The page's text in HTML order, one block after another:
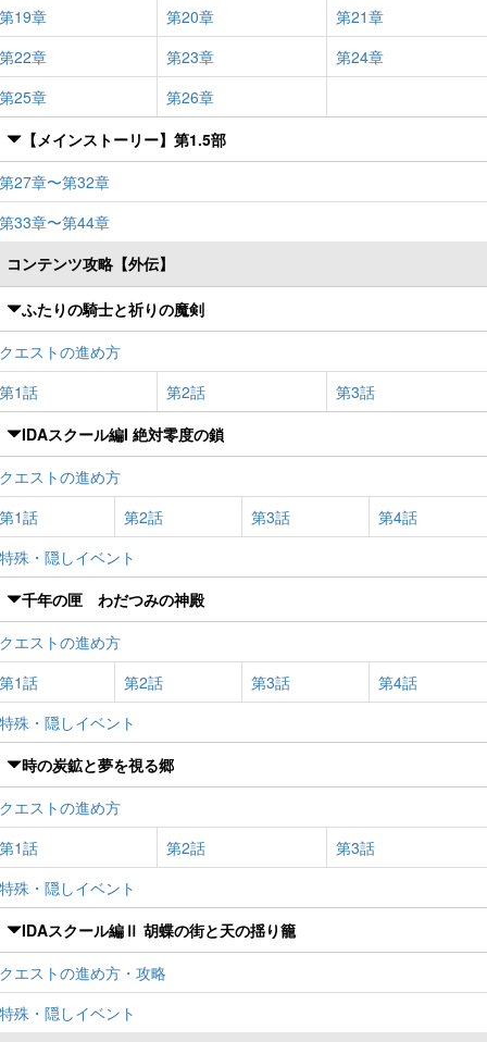
第19章
第20章
第21章
第22章
第23章
第24章
第25章
第26章
【メインストーリー】第1.5部
第27章〜第32章
第33章〜第44章
コンテンツ攻略【外伝】
ふたりの騎士と祈りの魔剣
クエストの進め方
第1話
第2話
第3話
IDAスクール編I 絶対零度の鎖
クエストの進め方
第1話
第2話 第3話
第4話
特殊・隠しイベント
千年の匣 わだつみの神殿
クエストの進め方
第1話
第2話 第3話
第4話
特殊・隠しイベント
時の炭鉱と夢を視る郷
クエストの進め方
第1話
第2話
第3話
特殊・隠しイベント
IDAスクール編Ⅱ 胡蝶の街と天の揺り籠
クエストの進め方・攻略
特殊・隠しイベント